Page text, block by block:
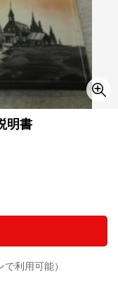
明書
利用可能）